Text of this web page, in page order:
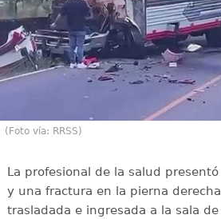
(Foto vía: RRSS)
La profesional de la salud
y una fractura en la pierna
trasladada e ingresada a la sala